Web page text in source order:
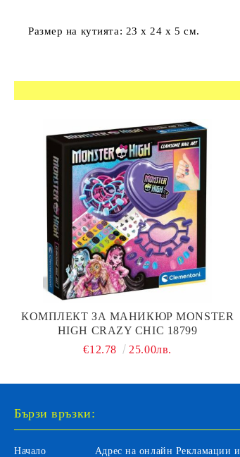
Размер на кутията: 23 х 24 х 5 см.
КОМПЛЕКТ ЗА МАНИКЮР MONSTER
HIGH CRAZY CHIC 18799
€12.78
25.00лв.
Бързи връзки:
Начало
Адрес на онлайн Рекламации и